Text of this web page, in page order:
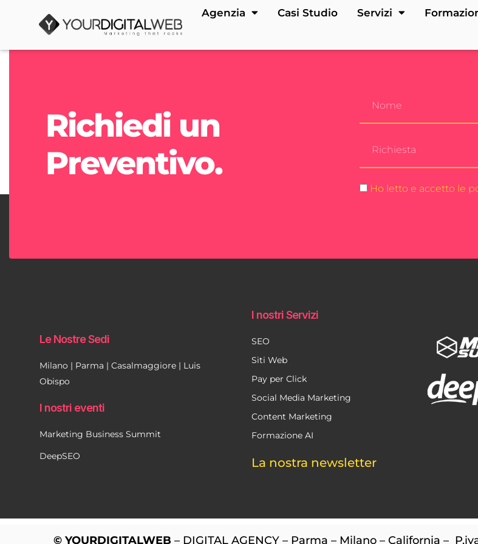
Agenzia Casi Studio Servizi
Richiedi un
Preventivo.
Ho letto e accetto le
Le Nostre Sedi
Milano | Parma | Casalmaggiore | Luis
Obispo
I nostri eventi
Marketing Business Summit
DeepSEO
I nostri Servizi
SEO
Siti Web
Pay per Click
Social Media Marketing
Content Marketing
Formazione AI
La nostra newsletter
© YOURDIGITALWEB – DIGITAL AGENCY – Parma – Milano – California –